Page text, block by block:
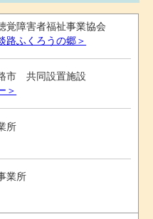
障害者福祉事業協会
ふくろうの郷＞
市 共同設置施設
＞
所
業所